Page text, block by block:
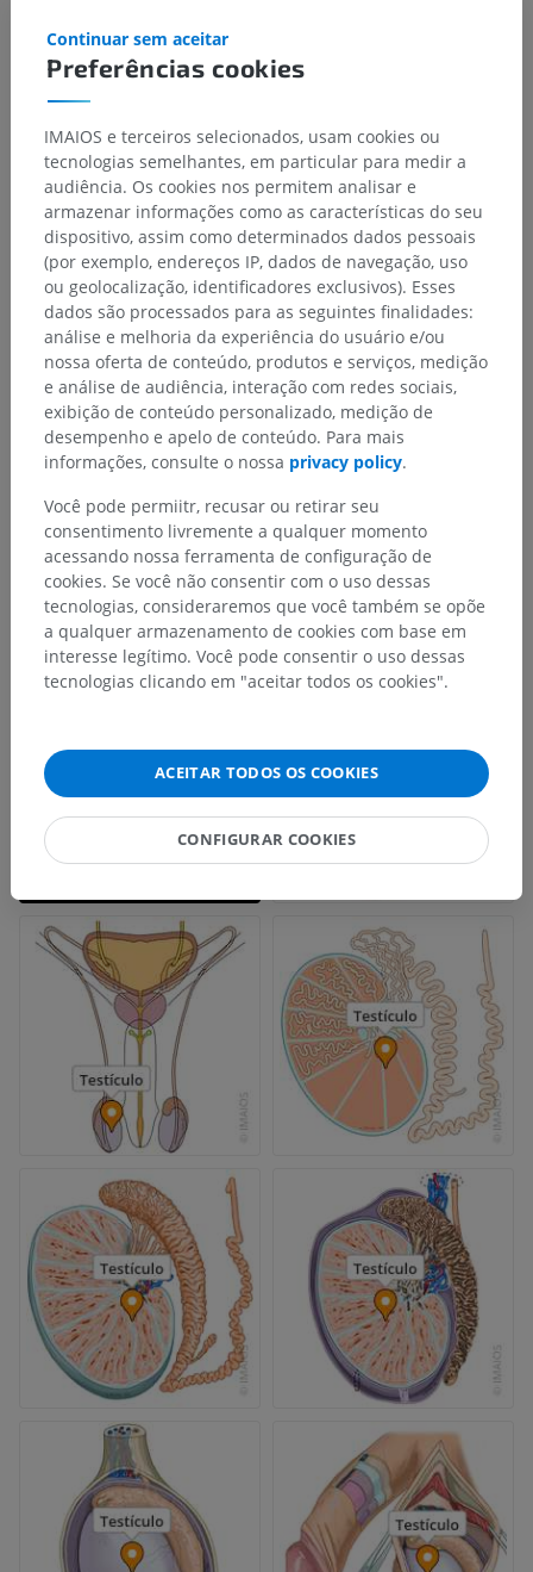
Preferências cookies
Continuar sem aceitar
IMAIOS e terceiros selecionados, usam cookies ou
tecnologias semelhantes, em particular para medir a
audiência. Os cookies nos permitem analisar e
armazenar informações como as características do seu
dispositivo, assim como determinados dados pessoais
(por exemplo, endereços IP, dados de navegação, uso
ou geolocalização, identificadores exclusivos). Esses
dados são processados para as seguintes finalidades:
análise e melhoria da experiência do usuário e/ou
nossa oferta de conteúdo, produtos e serviços, medição
e análise de audiência, interação com redes sociais,
exibição de conteúdo personalizado, medição de
desempenho e apelo de conteúdo. Para mais
informações, consulte o nossa privacy policy.
Você pode permiitr, recusar ou retirar seu
consentimento livremente a qualquer momento
acessando nossa ferramenta de configuração de
cookies. Se você não consentir com o uso dessas
tecnologias, consideraremos que você também se opõe
a qualquer armazenamento de cookies com base em
interesse legítimo. Você pode consentir o uso dessas
tecnologias clicando em "aceitar todos os cookies".
ACEITAR TODOS OS COOKIES
CONFIGURAR COOKIES